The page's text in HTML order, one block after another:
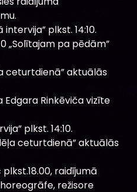
plkst. 14:10.
„Solītajam pa pēdām”
ceturtdienā” aktuālās
Rinkēviča vizīte
plkst. 14:10.
ceturtdienā” aktuālās
raidījumā
horeogrāfe, režisore